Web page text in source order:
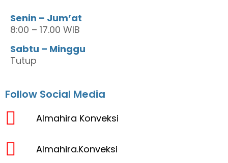
Senin – Jum’at
8:00 – 17.00 WIB
Sabtu – Minggu
Tutup
Follow Social Media
Almahira Konveksi
Almahira.Konveksi